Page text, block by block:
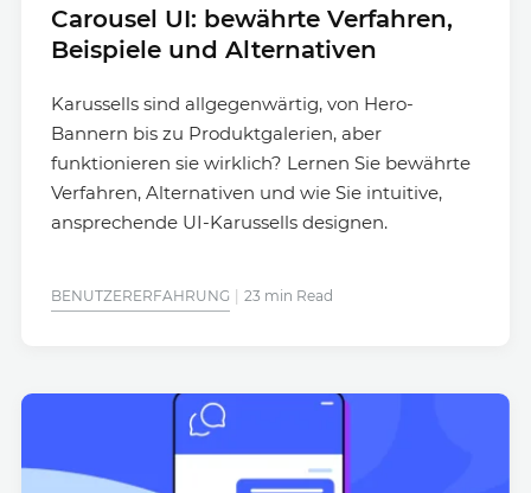
Carousel UI: bewährte Verfahren,
Beispiele und Alternativen
Karussells sind allgegenwärtig, von Hero-
Bannern bis zu Produktgalerien, aber
funktionieren sie wirklich? Lernen Sie bewährte
Verfahren, Alternativen und wie Sie intuitive,
ansprechende UI-Karussells designen.
BENUTZERERFAHRUNG 23 min Read